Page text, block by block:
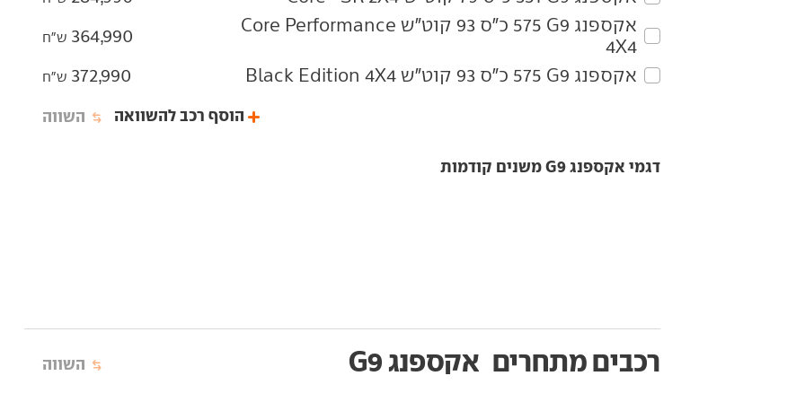
אקספנג‏ G9‏ 575 כ"ס 93 קוט"ש Core Performance
4X4
364,990 ש"ח
אקספנג‏ G9‏ 575 כ"ס 93 קוט"ש Black Edition 4X4 372,990 ש"ח
השווה הוסף רכב להשוואה
דגמי אקספנג G9 משנים קודמות
רכבים מתחרים אקספנג G9 השווה